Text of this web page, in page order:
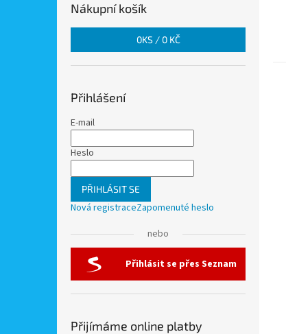
Nákupní košík
0KS / 0 KČ
Přihlášení
E-mail
Heslo
PŘIHLÁSIT SE
Nová registraceZapomenuté heslo
nebo
Přihlásit se přes Seznam
Přijímáme online platby